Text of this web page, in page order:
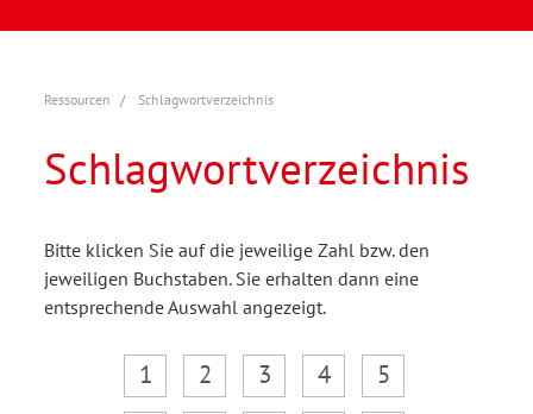
Ressourcen Schlagwortverzeichnis
Schlagwortverzeichnis
Bitte klicken Sie auf die jeweilige Zahl bzw. den
jeweiligen Buchstaben. Sie erhalten dann eine
entsprechende Auswahl angezeigt.
1 2 3 4
5